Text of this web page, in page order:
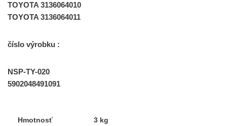
TOYOTA 3136064010
TOYOTA 3136064011
číslo výrobku :
NSP-TY-020
5902048491091
Hmotnosť 3 kg